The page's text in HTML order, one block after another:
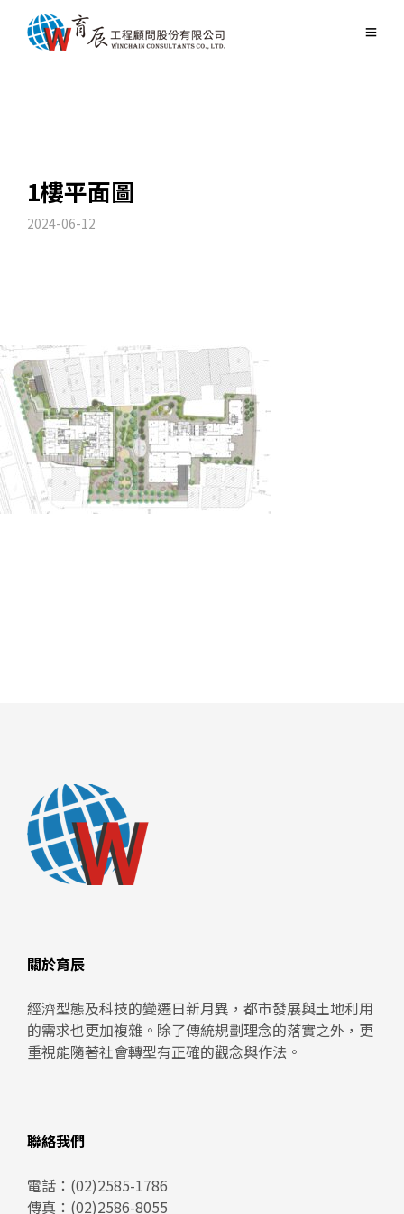
1樓平面圖
2024-06-12
關於育辰
經濟型態及科技的變遷日新月異，都市發展與土地利用
的需求也更加複雜。除了傳統規劃理念的落實之外，更
重視能隨著社會轉型有正確的觀念與作法。
聯絡我們
電話： (02)2585-1786
傳真：(02)2586-8055